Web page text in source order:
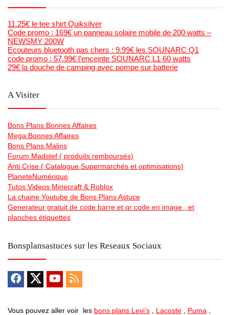
11.25€ le tee shirt Quiksilver
Code promo : 169€ un panneau solaire mobile de 200 watts –
NEWSMY 200W
Ecouteurs bluetooth pas chers : 9.99€ les SOUNARC Q1
code promo : 57.99€ l’enceinte SOUNARC L1 60 watts
29€ la douche de camping avec pompe sur batterie
A Visiter
Bons Plans Bonnes Affaires
Mega Bonnes Affaires
Bons Plans Malins
Forum Madstef ( produits remboursés)
Anti Crise ( Catalogue Supermarchés et optimisations)
PlaneteNumérique
Tutos Videos Minecraft & Roblox
La chaine Youtube de Bons Plans Astuce
Generateur gratuit de code barre et qr code en image , et
planches étiquettes
Bonsplansastuces sur les Reseaux Sociaux
Vous pouvez aller voir les bons plans Levi’s Lacoste Puma